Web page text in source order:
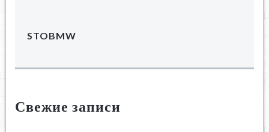
STOBMW
Свежие записи